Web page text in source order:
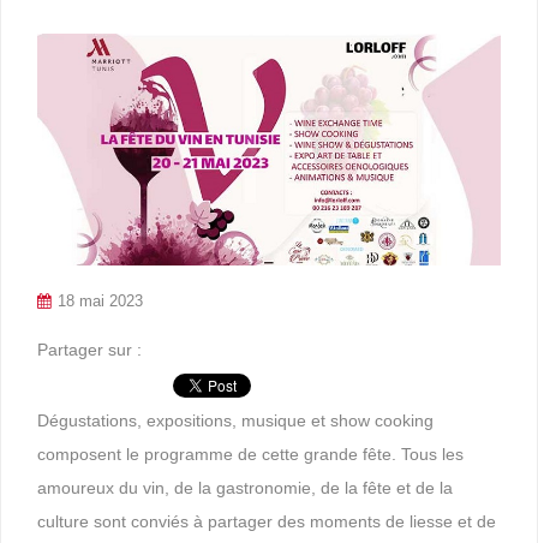
18 mai 2023
Partager sur :
Dégustations, expositions, musique et show cooking
composent le programme de cette grande fête. Tous les
amoureux du vin, de la gastronomie, de la fête et de la
culture sont conviés à partager des moments de liesse et de